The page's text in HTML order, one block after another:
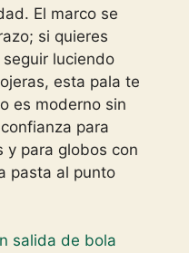
El marco se
si quieres
luciendo
esta pala te
es moderno sin
para
y para globos con
pasta al punto
salida de bola